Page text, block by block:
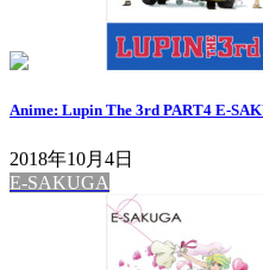
Anime: Lupin The 3rd PART4 E-
2018年10月4日
E-SAKUGA